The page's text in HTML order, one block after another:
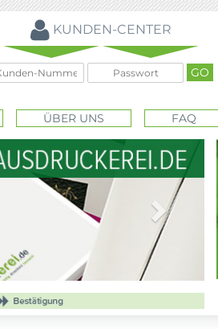
KUNDEN-CENTER
ÜBER UNS FAQ
Next